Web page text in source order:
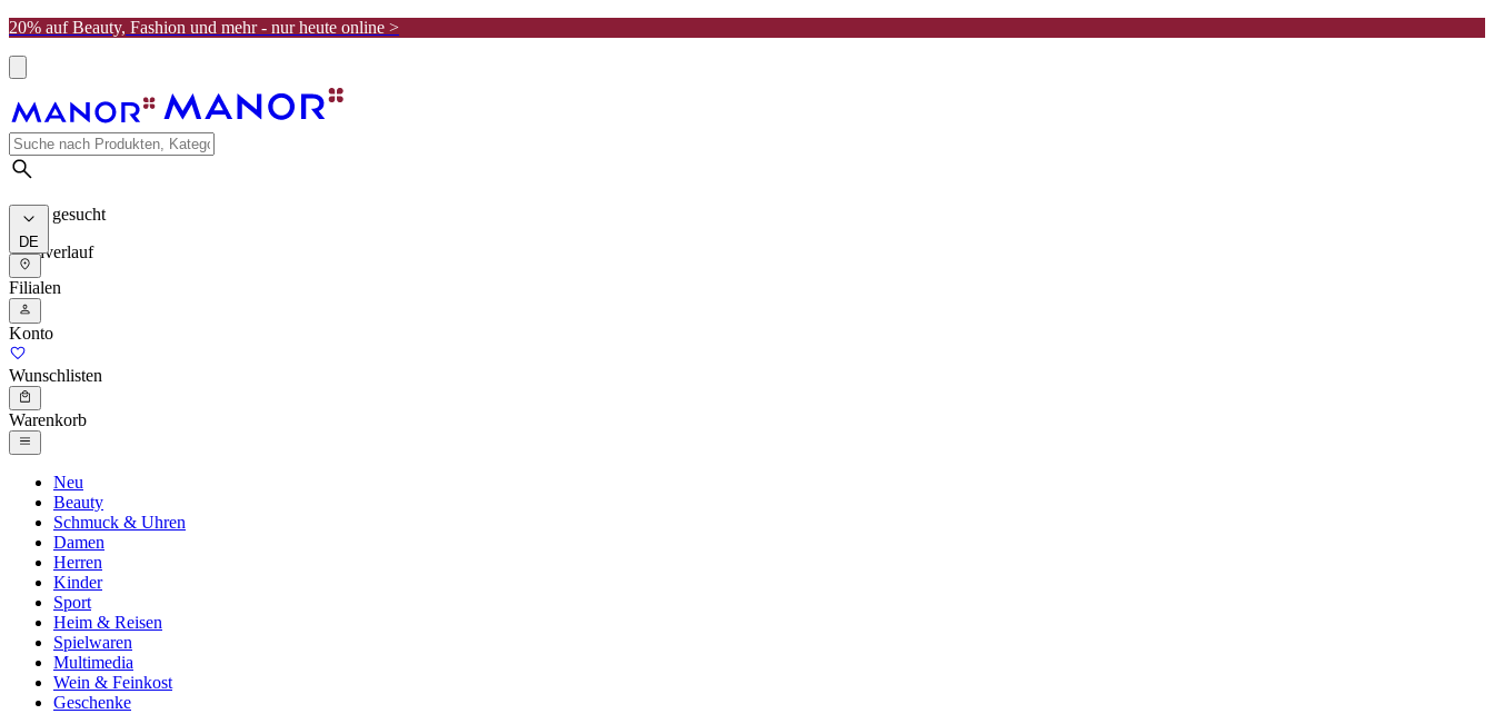
20% auf Beauty, Fashion und mehr - nur heute online >
Meist gesucht
Suchverlauf
DE
Filialen
Konto
Wunschlisten
Warenkorb
Neu
Beauty
Schmuck & Uhren
Damen
Herren
Kinder
Sport
Heim & Reisen
Spielwaren
Multimedia
Wein & Feinkost
Geschenke